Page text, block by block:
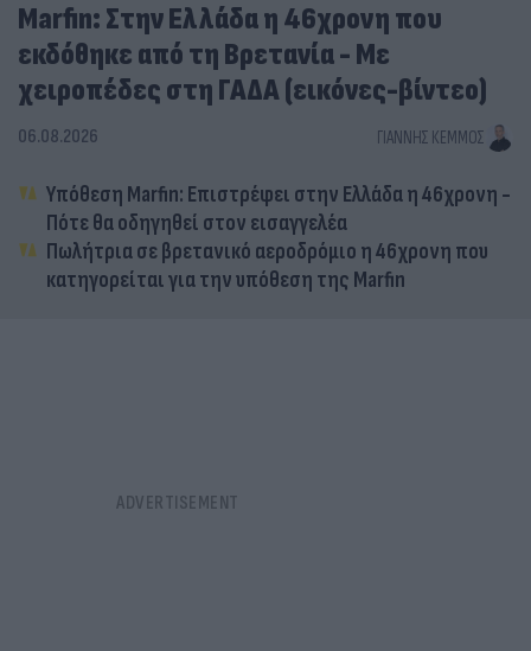
Marfin: Στην Ελλάδα η 46χρονη που
εκδόθηκε από τη Βρετανία - Με
χειροπέδες στη ΓΑΔΑ (εικόνες-βίντεο)
06.08.2026 ΓΙΆΝΝΗΣ ΚΈΜΜΟΣ
Υπόθεση Marfin: Επιστρέφει στην Ελλάδα η 46χρονη -
Πότε θα οδηγηθεί στον εισαγγελέα
Πωλήτρια σε βρετανικό αεροδρόμιο η 46χρονη που
κατηγορείται για την υπόθεση της Marfin